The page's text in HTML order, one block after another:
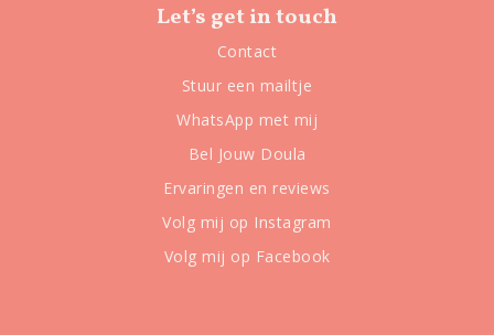
Let’s get in touch
Contact
Stuur een mailtje
WhatsApp met mij
Bel Jouw Doula
Ervaringen en reviews
Volg mij op Instagram
Volg mij op Facebook